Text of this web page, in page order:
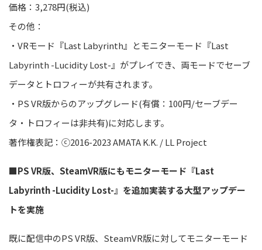
価格： 3,278円(税込)
その他：
・VRモード『Last Labyrinth』とモニターモード 『Last
Labyrinth -Lucidity Lost-』がプレイでき、両モードでセーブ
データとトロフィーが共有されます。
・ PS VR版からのアップグレード(有償： 100円/セーブデー
タ・トロフィーは非共有)に対応します。
著作権表記：ⓒ2016-2023 AMATA K.K. / LL Project
■PSVR版、SteamVR版にもモニターモード 『Last
Labyrinth -Lucidity Lost-』 を追加実装する大型アップデー
トを実施
既に配信中のPSVR版、SteamVR版に対してモニターモード